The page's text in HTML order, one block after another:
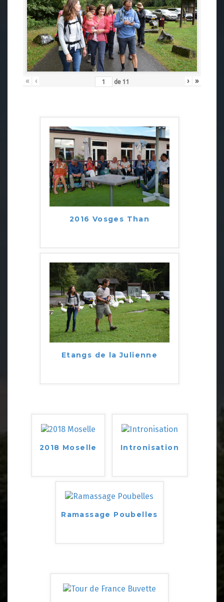
« ‹ de 11 › »
2016 Vosges Than
Etangs de la Julienne
2018 Moselle Intronisation
Ramassage Poubelles